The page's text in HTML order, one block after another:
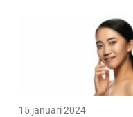
15 januari 2024